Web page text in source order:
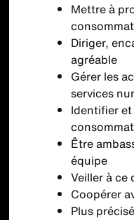
Mettre à
Diriger,
agréable
Gérer les
services
Identifier
Être
équipe
Veiller à ce
Coopérer
Plus